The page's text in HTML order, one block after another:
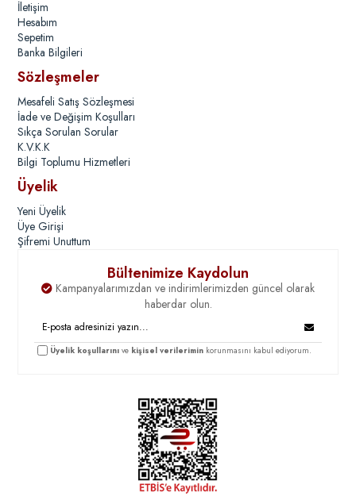
İletişim
Hesabım
Sepetim
Banka Bilgileri
Sözleşmeler
Mesafeli Satış Sözleşmesi
İade ve Değişim Koşulları
Sıkça Sorulan Sorular
K.V.K.K
Bilgi Toplumu Hizmetleri
Üyelik
Yeni Üyelik
Üye Girişi
Şifremi Unuttum
Bültenimize Kaydolun
Kampanyalarımızdan ve indirimlerimizden güncel olarak
haberdar olun.
Üyelik koşullarını ve kişisel verilerimin korunmasını kabul ediyorum.